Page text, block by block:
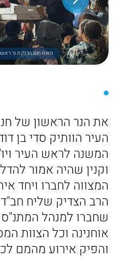
מאות חגגו הדלקת נר
את הנר הראשון של
העיר הוותיק סדי בן
המשנה לראש העיר
וקנין שהיה אמור
המצווה לחברו ויחד
הרב הצדיק שליח
שחברו למנהל המתנ"ס
אוחנינה וכל הצוות
והפיק אירוע מהמם